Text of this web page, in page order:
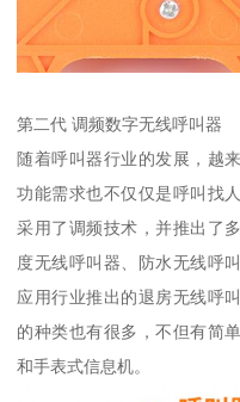
第二代 调频数字无线呼叫器
随着呼叫器行业的发展，越
功能需求也不仅仅是呼叫找
采用了调频技术，并推出了
度无线呼叫器、防水无线呼
应用行业推出的退房无线呼
的种类也有很多，不但有简
和手表式信息机。